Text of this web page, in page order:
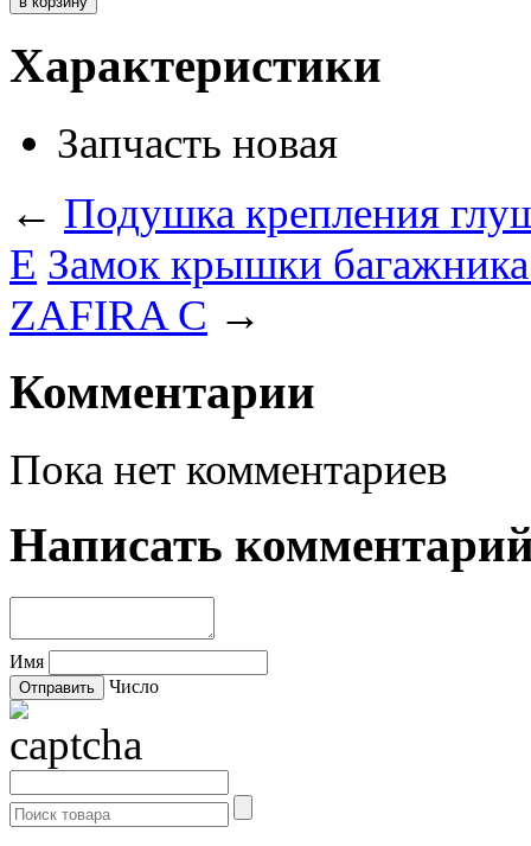
Характеристики
Запчасть новая
← Подушка крепления
Е Замок крышки
ZAFIRA C →
Комментарии
Пока нет комментариев
Написать
Имя
Число